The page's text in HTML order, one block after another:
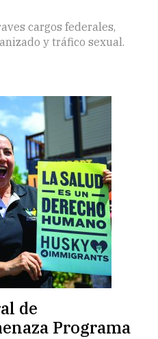
cargos federales,
y tráfico sexual.
de
Programa